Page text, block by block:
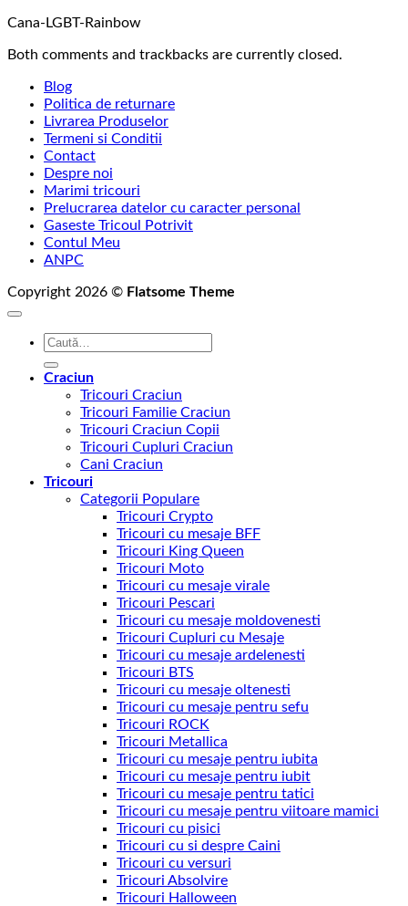
Cana-LGBT-Rainbow
Both comments and trackbacks are currently closed.
Blog
Politica de returnare
Livrarea Produselor
Termeni si Conditii
Contact
Despre noi
Marimi tricouri
Prelucrarea datelor cu caracter personal
Gaseste Tricoul Potrivit
Contul Meu
ANPC
Copyright 2026 © Flatsome Theme
Caută
Craciun
Tricouri Craciun
Tricouri Familie Craciun
Tricouri Craciun Copii
Tricouri Cupluri Craciun
Cani Craciun
Tricouri
Categorii Populare
Tricouri Crypto
Tricouri cu mesaje BFF
Tricouri King Queen
Tricouri Moto
Tricouri cu mesaje virale
Tricouri Pescari
Tricouri cu mesaje moldovenesti
Tricouri Cupluri cu Mesaje
Tricouri cu mesaje ardelenesti
Tricouri BTS
Tricouri cu mesaje oltenesti
Tricouri cu mesaje pentru sefu
Tricouri ROCK
Tricouri Metallica
Tricouri cu mesaje pentru iubita
Tricouri cu mesaje pentru iubit
Tricouri cu mesaje pentru tatici
Tricouri cu mesaje pentru viitoare mamici
Tricouri cu pisici
Tricouri cu si despre Caini
Tricouri cu versuri
Tricouri Absolvire
Tricouri Halloween